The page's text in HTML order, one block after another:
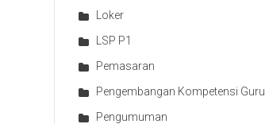
Loker
LSP P1
Pemasaran
Pengembangan Kompetensi Guru
Pengumuman